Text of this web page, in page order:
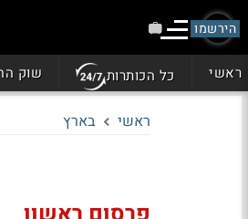
הירשמו
ראשי כל הכותרות שוק
ראשי בארץ